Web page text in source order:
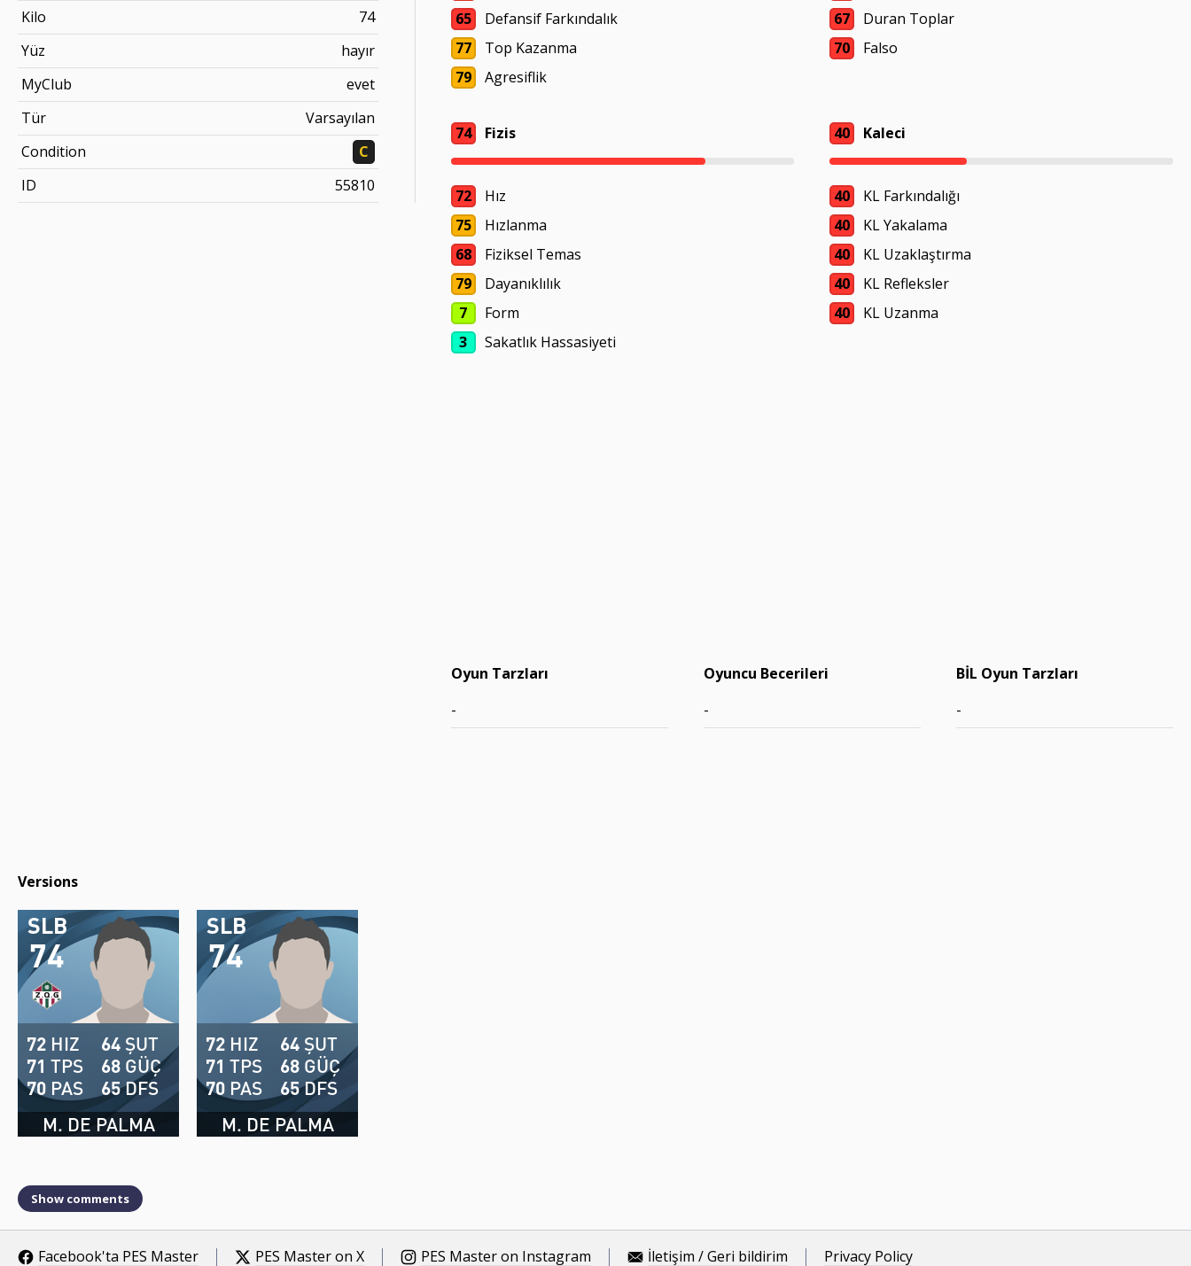
Kilo
74
Yüz
hayır
MyClub
evet
Tür
Varsayılan
Condition
C
ID
55810
65
Defansif Farkındalık
77
Top Kazanma
79
Agresiflik
67
Duran Toplar
70
Falso
74 Fizis
72
Hız
75
Hızlanma
68
Fiziksel Temas
79
Dayanıklılık
7
Form
3
Sakatlık Hassasiyeti
40 Kaleci
40
KL Farkındalığı
40
KL Yakalama
40
KL Uzaklaştırma
40
KL Refleksler
40
KL Uzanma
Oyun Tarzları
-
Oyuncu Becerileri
-
BİL Oyun Tarzları
-
Versions
74
SLB
M. DE PALMA
72 HIZ
71 TPS
70 PAS
64 ŞUT
68 GÜÇ
65DFS
74
SLB
M. DE PALMA
72 HIZ
71 TPS
70 PAS
64 ŞUT
68 GÜÇ
65DFS
Show comments
Facebook'ta PES Master PES Master on X PES Master on Instagram İletişim / Geri bildirim Privacy Policy